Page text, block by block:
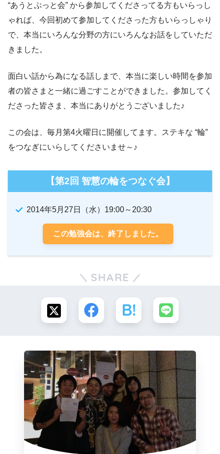
“あうとぷっと会” から参加してくださってる方もいらっし
ゃれば、今回初めて参加してくださった方もいらっしゃり
で、本当にいろんな分野の方にいろんなお話をしていただ
きました。
面白い話から為になる話しまで、本当に楽しい時間を参加
者の皆さまと一緒に過ごすことができました。参加してく
ださった皆さま、本当にありがとうございました♪
この会は、毎月第4火曜日に開催してます。ステキな “輪”
をつなぎにいらしてくださいませ～♪
【第2回 智慧の輪をつなぐ会】
2014年5月27日（水）19:00～20:30
この勉強会は、終了しました。
SHARE